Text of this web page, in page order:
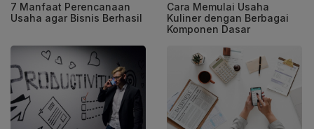
7 Manfaat Perencanaan
Usaha agar Bisnis Berhasil
Cara Memulai Usaha
Kuliner dengan Berbagai
Komponen Dasar